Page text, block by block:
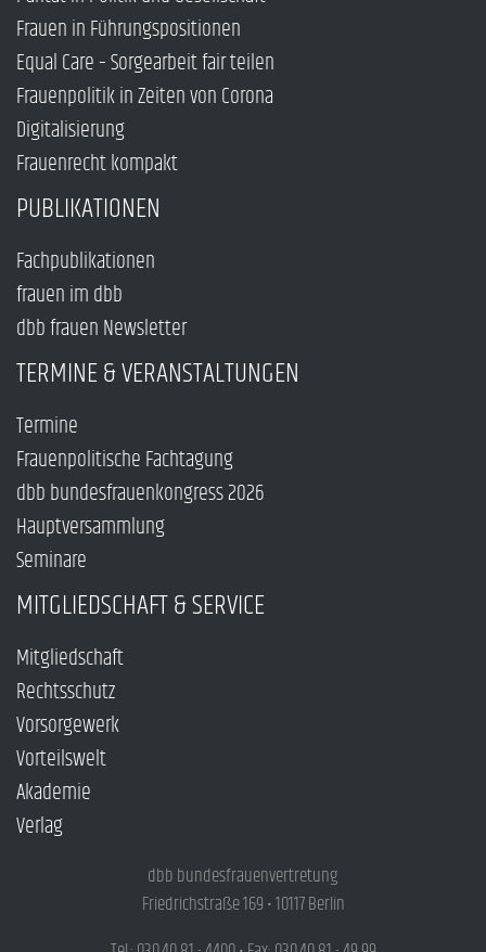
Frauen in Führungspositionen
Equal Care – Sorgearbeit fair teilen
Frauenpolitik in Zeiten von Corona
Digitalisierung
Frauenrecht kompakt
PUBLIKATIONEN
Fachpublikationen
frauen im dbb
dbb frauen Newsletter
TERMINE & VERANSTALTUNGEN
Termine
Frauenpolitische Fachtagung
dbb bundesfrauenkongress 2026
Hauptversammlung
Seminare
MITGLIEDSCHAFT & SERVICE
Mitgliedschaft
Rechtsschutz
Vorsorgewerk
Vorteilswelt
Akademie
Verlag
dbb bundesfrauenvertretung
Friedrichstraße 169 • 10117 Berlin